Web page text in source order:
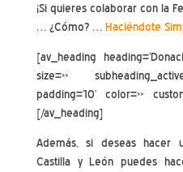
¡Si quieres colaborar con la
… ¿Cómo? … Haciéndote
[av_heading
size=»
padding=’10’ color=»
[/av_heading]
Además, si deseas hacer
Castilla y León puedes